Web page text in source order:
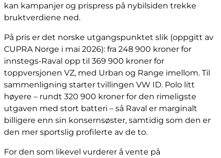
kan kampanjer og prispress på nybilsiden trekke
bruktverdiene ned.
På pris er det norske utgangspunktet slik (oppgitt av
CUPRA Norge i mai 2026): fra 248 900 kroner for
innstegs-Raval opp til 369 900 kroner for
toppversjonen VZ, med Urban og Range imellom. Til
sammenligning starter tvillingen VW ID. Polo litt
høyere – rundt 320 900 kroner for den rimeligste
utgaven med stort batteri – så Raval er marginalt
billigere enn sin konsernsøster, samtidig som den er
den mer sportslig profilerte av de to.
For den som likevel vurderer å vente på